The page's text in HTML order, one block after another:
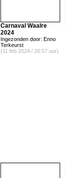
Carnaval Waalre
2024
Ingezonden door: Enno
Terkeurst
(11 feb 2024 / 20:57 uur)